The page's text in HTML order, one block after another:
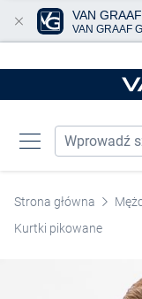
Strona główna
Kurtki pikowane
VAN
VAN GRAAF